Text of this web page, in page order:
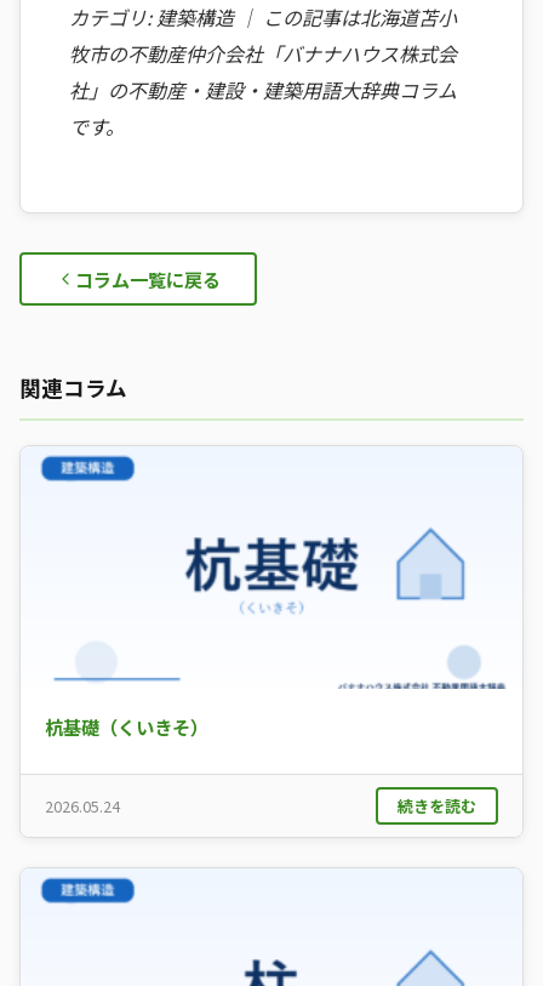
カテゴリ: 建築構造 ｜ この記事は北海道苫小
牧市の不動産仲介会社「バナナハウス株式会
社」の不動産・建設・建築用語大辞典コラム
です。
コラム一覧に戻る
関連コラム
杭基礎（くいきそ）
2026.05.24 続きを読む